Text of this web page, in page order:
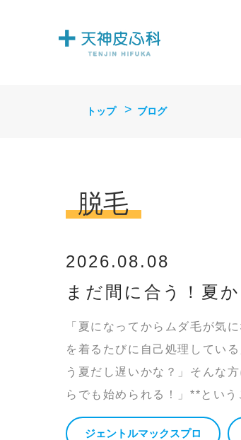
トップ ブログ
脱毛
2026.08.08
まだ間に合う！夏
「夏になってからムダ毛が気
を着るたびに自己処理してい
う夏だし遅いかな？」そんな
らでも始められる！」**とい
ジェントルマックスプロ